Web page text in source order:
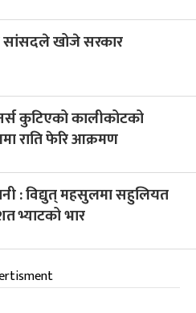
सांसदले खोजे सरकार
कुटिएको कालीकोटको
राति फेरि आक्रमण
: विद्युत् महसुलमा सहुलियत
भ्याटको भार